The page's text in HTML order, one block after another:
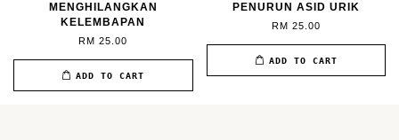
MENGHILANGKAN
KELEMBAPAN
RM 25.00
ADD TO CART
PENURUN ASID URIK
RM 25.00
ADD TO CART